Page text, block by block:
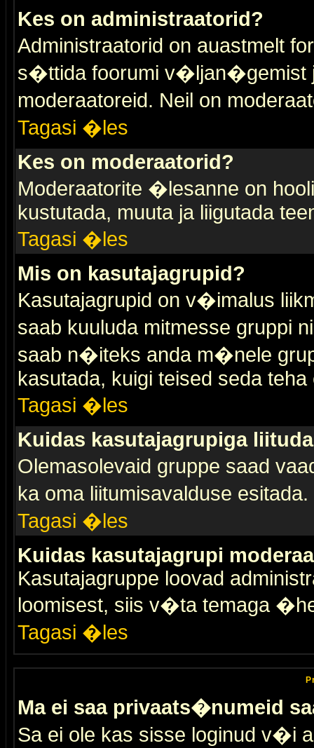
Kes on administraatorid?
Administraatorid on auastmelt
s�ttida foorumi v�ljan�gemist
moderaatoreid. Neil on
Tagasi �les
Kes on moderaatorid?
Moderaatorite �lesanne on
kustutada, muuta ja liigutada
Tagasi �les
Mis on kasutajagrupid?
Kasutajagrupid on v�imalus
saab kuuluda mitmesse gruppi
saab n�iteks anda m�nele
kasutada, kuigi teised seda teha
Tagasi �les
Kuidas kasutajagrupiga
Olemasolevaid gruppe saad
ka oma liitumisavalduse
Tagasi �les
Kuidas kasutajagrupi
Kasutajagruppe loovad
loomisest, siis v�ta temaga
Tagasi �les
Ma ei saa privaats�numeid
Sa ei ole kas sisse loginud v�i